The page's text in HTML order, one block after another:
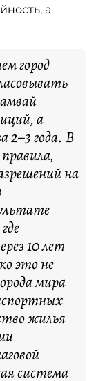
а
город
а
2–3 года. В
на
10 лет
это не
мира
жилья
система